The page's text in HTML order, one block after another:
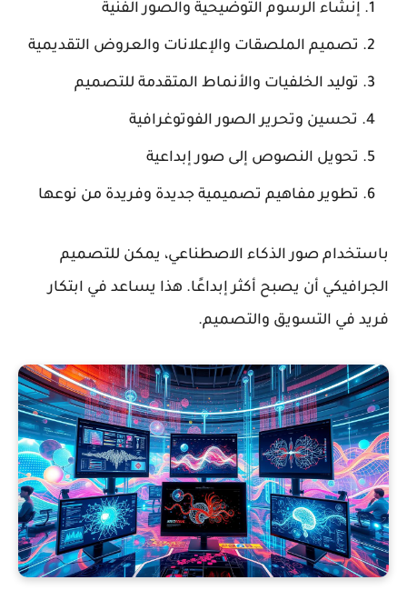
إنشاء الرسوم التوضيحية والصور الفنية
تصميم الملصقات والإعلانات والعروض التقديمية
توليد الخلفيات والأنماط المتقدمة للتصميم
تحسين وتحرير الصور الفوتوغرافية
تحويل النصوص إلى صور إبداعية
تطوير مفاهيم تصميمية جديدة وفريدة من نوعها
باستخدام صور الذكاء الاصطناعي، يمكن للتصميم
الجرافيكي أن يصبح أكثر إبداعًا. هذا يساعد في ابتكار
فريد في التسويق والتصميم.